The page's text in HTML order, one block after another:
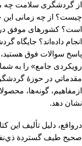
از گردشگری سلامت چه
چیست؟ از چه زمانی این
است؟ کشورهای موفق
انجام داده‌اند؟ جایگاه
پاسخ سوالات فوق
رویکردی جامع» را به شما
مقدماتي در حوزۀ
ازمفاهيم، گونه‌ها،
نشان دهد.
درواقع، دليل تأليف اين
صحيح طيف گستردة